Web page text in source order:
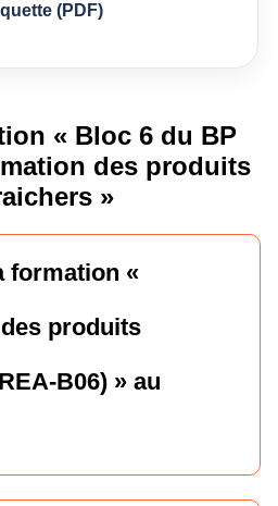
(PDF)
« Bloc 6 du BP
des produits
»
formation «
produits
B06) » au